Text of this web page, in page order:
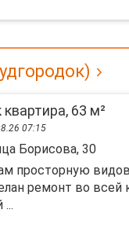
квартира, 63 м²
07:15
Борисова, 30
просторную
ремонт во всей
...